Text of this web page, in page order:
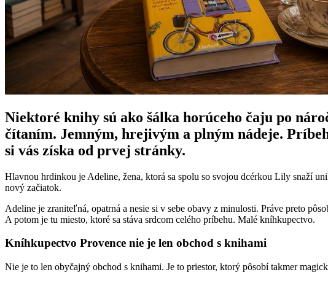
Niektoré knihy sú ako šálka horúceho čaju po
čítaním. Jemným, hrejivým a plným nádeje.
si vás získa od prvej stránky.
Hlavnou hrdinkou je Adeline, žena, ktorá sa spolu so svojou dcérkou Lily snaží
nový začiatok.
Adeline je zraniteľná, opatrná a nesie si v sebe obavy z minulosti. Práve preto
A potom je tu miesto, ktoré sa stáva srdcom celého príbehu. Malé kníhkupectvo.
Kníhkupectvo Provence nie je len obchod s knihami
Nie je to len obyčajný obchod s knihami. Je to priestor, ktorý pôsobí takmer